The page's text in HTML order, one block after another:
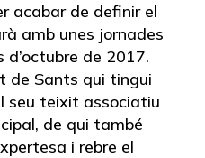
acabar de definir el
amb unes jornades
d’octubre de 2017.
de Sants qui tingui
seu teixit associatiu
de qui també
i rebre el